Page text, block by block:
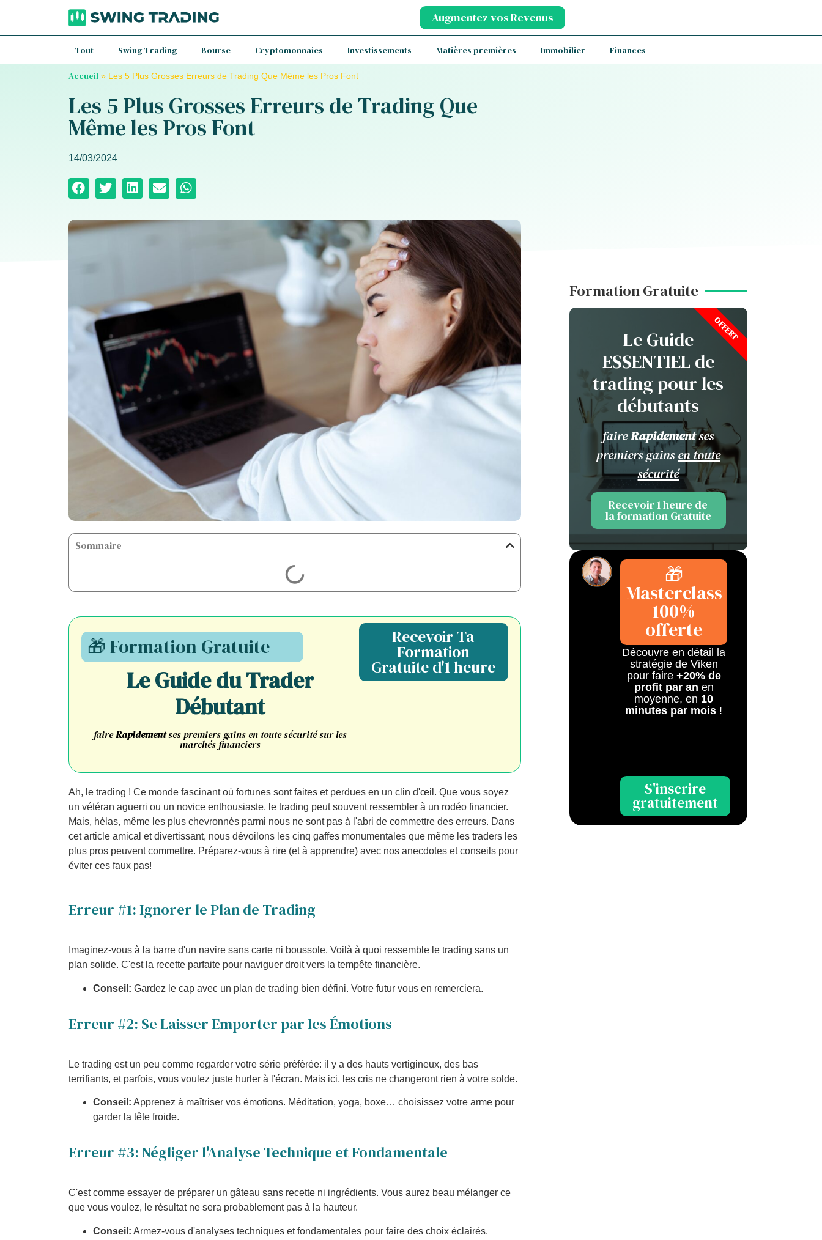
Augmentez vos Revenus
Tout Swing Trading Bourse Cryptomonnaies Investissements Matières premières Immobilier Finances
Accueil » Les 5 Plus Grosses Erreurs de Trading Que Même les Pros Font
Les 5 Plus Grosses Erreurs de Trading Que
Même les Pros Font
14/03/2024
Sommaire
Recevoir Ta
Formation
Gratuite d'1 heure
🎁 Formation Gratuite
Le Guide du Trader
Débutant
faireRapidementses premiers gainsen toute sécuritésur les
marchés financiers
Ah, le trading ! Ce monde fascinant où fortunes sont faites et perdues en un clin d'œil. Que vous soyez
un vétéran aguerri ou un novice enthousiaste, le trading peut souvent ressembler à un rodéo financier.
Mais, hélas, même les plus chevronnés parmi nous ne sont pas à l'abri de commettre des erreurs. Dans
cet article amical et divertissant, nous dévoilons les cinq gaffes monumentales que même les traders les
plus pros peuvent commettre. Préparez-vous à rire (et à apprendre) avec nos anecdotes et conseils pour
éviter ces faux pas!
Erreur #1: Ignorer le Plan de Trading
Imaginez-vous à la barre d'un navire sans carte ni boussole. Voilà à quoi ressemble le trading sans un
plan solide. C'est la recette parfaite pour naviguer droit vers la tempête financière.
Conseil: Gardez le cap avec un plan de trading bien défini. Votre futur vous en remerciera.
Erreur #2: Se Laisser Emporter par les Émotions
Le trading est un peu comme regarder votre série préférée: il y a des hauts vertigineux, des bas
terrifiants, et parfois, vous voulez juste hurler à l'écran. Mais ici, les cris ne changeront rien à votre solde.
Conseil: Apprenez à maîtriser vos émotions. Méditation, yoga, boxe… choisissez votre arme pour
garder la tête froide.
Erreur #3: Négliger l'Analyse Technique et Fondamentale
C'est comme essayer de préparer un gâteau sans recette ni ingrédients. Vous aurez beau mélanger ce
que vous voulez, le résultat ne sera probablement pas à la hauteur.
Conseil: Armez-vous d'analyses techniques et fondamentales pour faire des choix éclairés.
Formation Gratuite
Le Guide
ESSENTIEL de
trading pour les
débutants
faireRapidementses
premiers gainsen toute
sécurité
Recevoir 1 heure de
la formation Gratuite
OFFERT
🎁
Masterclass
100%
offerte
Découvre en détail la
stratégie de Viken
pour faire +20% de
profit par an en
moyenne, en 10
minutes par mois !
S'inscrire
gratuitement